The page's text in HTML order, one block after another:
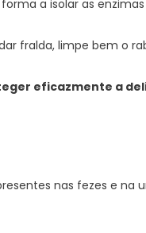
a isolar as
fralda, limpe bem o
eficazmente a
nas fezes e na